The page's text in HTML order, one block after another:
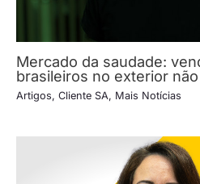
Mercado da saudade:
brasileiros no exterior
Artigos, Cliente SA, Mais Notícias